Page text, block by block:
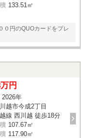
133.51㎡
０円のQUOカードをプレ
円
2026年
越市今成2丁目
越線 西川越 徒歩18分
107.67㎡
117.90㎡